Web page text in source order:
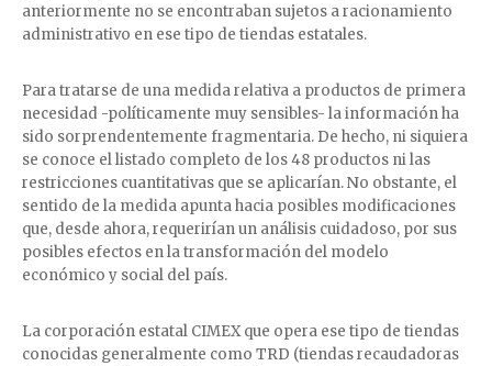
anteriormente no se encontraban sujetos a racionamiento
administrativo en ese tipo de tiendas estatales.
Para tratarse de una medida relativa a productos de primera
necesidad -políticamente muy sensibles- la información ha
sido sorprendentemente fragmentaria. De hecho, ni siquiera
se conoce el listado completo de los 48 productos ni las
restricciones cuantitativas que se aplicarían. No obstante, el
sentido de la medida apunta hacia posibles modificaciones
que, desde ahora, requerirían un análisis cuidadoso, por sus
posibles efectos en la transformación del modelo
económico y social del país.
La corporación estatal CIMEX que opera ese tipo de tiendas
conocidas generalmente como TRD (tiendas recaudadoras